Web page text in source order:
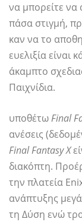
να μπορείτε να
πάσα στιγμή,
καν να το
ευελιξία είναι
άκαμπτο
Παιχνίδια.
υποθέτωFinal
ανέσεις
Final Fantasy X
διακόπτη.
την πλατεία
ανάπτυξης
τη Δύση ενώ